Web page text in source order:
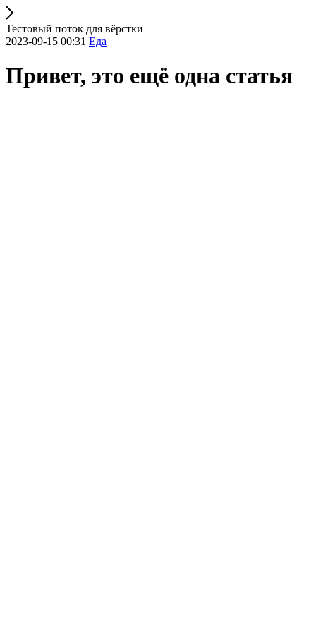
Тестовый поток для вёрстки
2023-09-15 00:31 Еда
Привет, это ещё одна статья